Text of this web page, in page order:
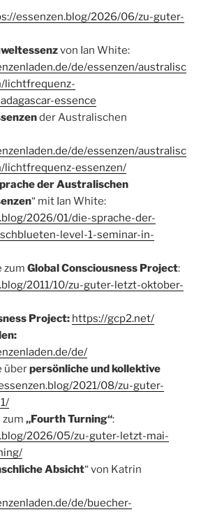
essenzen.blog/2026/06/zu-guter-
von Ian White:
de/essenzen/australisc
lichtfrequenz-
essence
der Australischen
de/essenzen/australisc
lichtfrequenz-essenzen/
der Australischen
“ mit Ian White:
2026/01/die-sprache-der-
level-1-seminar-in-
zum Global Consciousness Project:
2011/10/zu-guter-letzt-oktober-
Project: https://gcp2.net/
de/
überpersönliche und kollektive
2021/08/zu-guter-
zum „Fourth Turning“:
2026/05/zu-guter-letzt-mai-
Absicht“ von Katrin
de/buecher-